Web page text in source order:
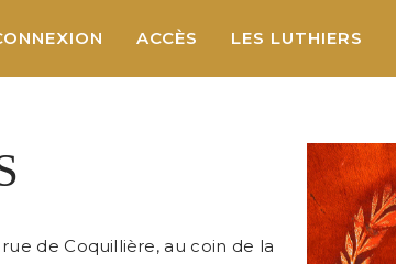
ACCÈS LES LUTHIERS
rue de Coquillière, au coin de la